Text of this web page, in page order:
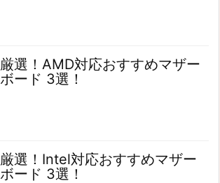
厳選！AMD対応おすすめマザー
ボード 3選！
厳選！Intel対応おすすめマザー
ボード 3選！